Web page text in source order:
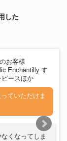
した
お客様
Enchantilly す
ースほか
ていただけま
くなってしま